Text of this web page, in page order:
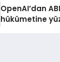
OpenAI’dan
hükümetine